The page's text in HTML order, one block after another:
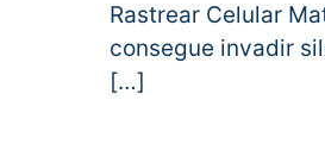
Rastrear Celular
consegue invadir
[…]